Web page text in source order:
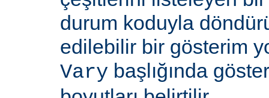
durum koduyla
edilebilir bir gösterim
Vary başlığında